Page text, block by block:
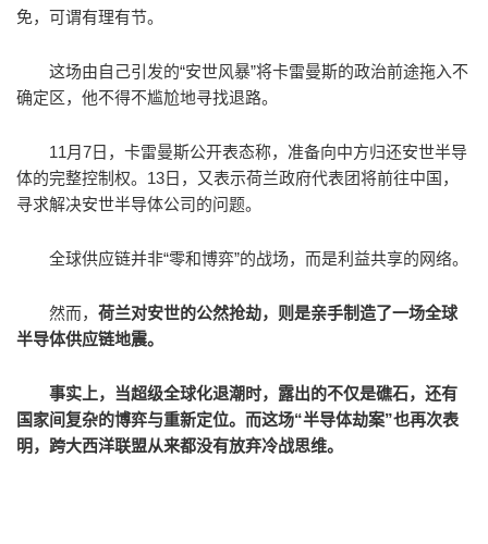
免，可谓有理有节。
这场由自己引发的“安世风暴”将卡雷曼斯的政治前途拖入不
确定区，他不得不尴尬地寻找退路。
11月7日，卡雷曼斯公开表态称，准备向中方归还安世半导
体的完整控制权。13日，又表示荷兰政府代表团将前往中国，
寻求解决安世半导体公司的问题。
全球供应链并非“零和博弈”的战场，而是利益共享的网络。
然而， 荷兰对安世的公然抢劫，则是亲手制造了一场全球
半导体供应链地震。
事实上，当超级全球化退潮时，露出的不仅是礁石，还有
国家间复杂的博弈与重新定位。而这场“半导体劫案”也再次表
明，跨大西洋联盟从来都没有放弃冷战思维。